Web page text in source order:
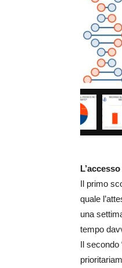
Il primo
quale
una
tempo
Il secondo